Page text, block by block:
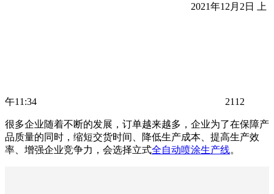
2021年12月2日 上
午11:34 2112
很多企业随着不断的发展，订单越来越多，企业为了在保障产
品质量的同时，缩短交货时间、降低生产成本、提高生产效
率、增强企业竞争力，会选择立式全自动喷涂生产线。